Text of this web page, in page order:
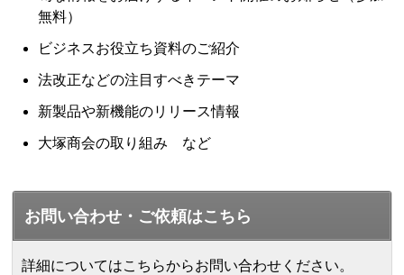
無料）
ビジネスお役立ち資料のご紹介
法改正などの注目すべきテーマ
新製品や新機能のリリース情報
大塚商会の取り組み など
お問い合わせ・ご依頼はこちら
詳細についてはこちらからお問い合わせください。